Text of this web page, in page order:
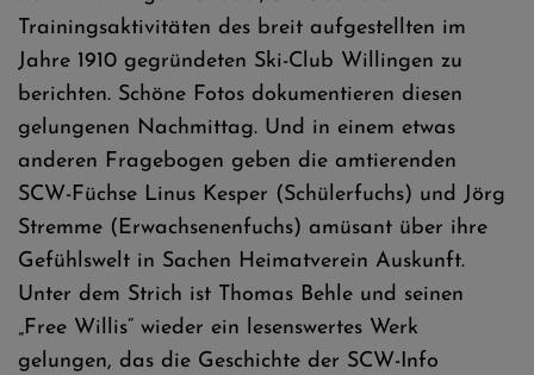
Trainingsaktivitäten des breit aufgestellten im
Jahre 1910 gegründeten Ski-Club Willingen zu
berichten. Schöne Fotos dokumentieren diesen
gelungenen Nachmittag. Und in einem etwas
anderen Fragebogen geben die amtierenden
SCW-Füchse Linus Kesper (Schülerfuchs) und Jörg
Stremme (Erwachsenenfuchs) amüsant über ihre
Gefühlswelt in Sachen Heimatverein Auskunft.
Unter dem Strich ist Thomas Behle und seinen
„Free Willis“ wieder ein lesenswertes Werk
gelungen, das die Geschichte der SCW-Info